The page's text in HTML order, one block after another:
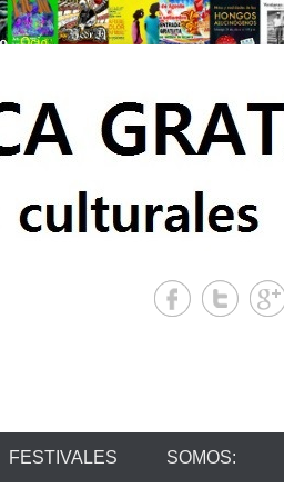
FESTIVALES SOMOS: